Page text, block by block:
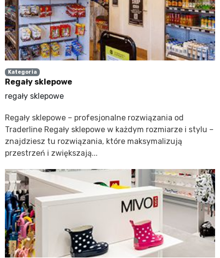
Kategoria
Regały sklepowe
regały sklepowe
Regały sklepowe – profesjonalne rozwiązania od
Traderline Regały sklepowe w każdym rozmiarze i stylu –
znajdziesz tu rozwiązania, które maksymalizują
przestrzeń i zwiększają...